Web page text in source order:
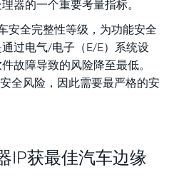
器的一个重要考量指标。
安全完整性等级，为功能安全
过电气/电子（E/E）系统设
故障导致的风险降至最低。
全风险，因此需要最严格的安
IP获最佳汽车边缘